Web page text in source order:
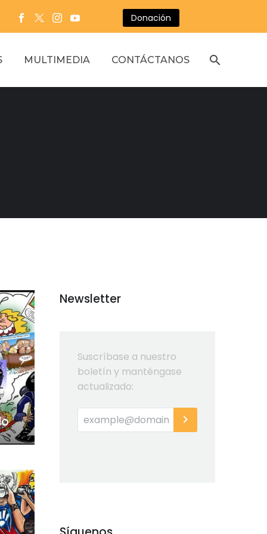
Donación
MULTIMEDIA CONTÁCTANOS
Newsletter
Suscríbase a nuestro
boletín y manténgase
actualizado: